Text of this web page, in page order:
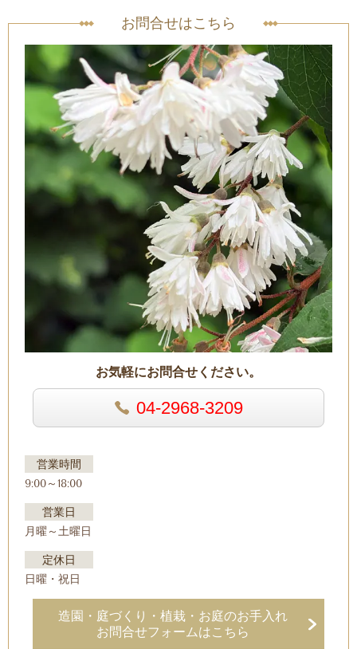
お問合せはこちら
お気軽にお問合せください。
04-2968-3209
営業時間
9:00～18:00
営業日
月曜～土曜日
定休日
日曜・祝日
造園・庭づくり・植栽・お庭のお手入れ
お問合せフォームはこちら